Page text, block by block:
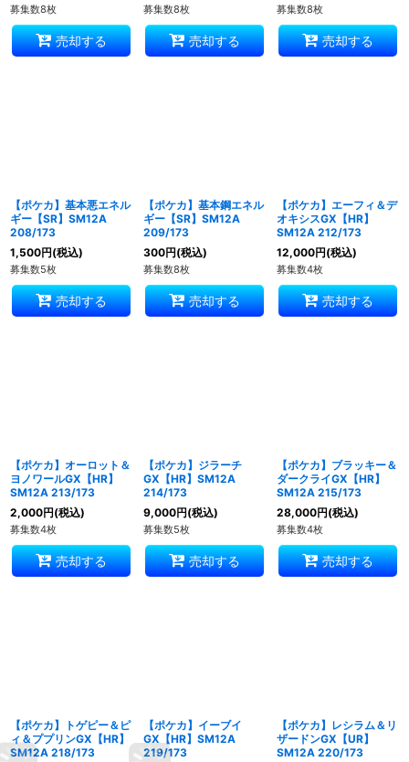
募集数8枚
売却する
募集数8枚
売却する
募集数8枚
売却する
【ポケカ】基本悪エネル
ギー【SR】SM12A
208/173
1,500円(税込)
募集数5枚
売却する
【ポケカ】基本鋼エネル
ギー【SR】SM12A
209/173
300円(税込)
募集数8枚
売却する
【ポケカ】エーフィ＆デ
オキシスGX【HR】
SM12A 212/173
12,000円(税込)
募集数4枚
売却する
【ポケカ】オーロット＆
ヨノワールGX【HR】
SM12A 213/173
2,000円(税込)
募集数4枚
売却する
【ポケカ】ジラーチ
GX【HR】SM12A
214/173
9,000円(税込)
募集数5枚
売却する
【ポケカ】ブラッキー＆
ダークライGX【HR】
SM12A 215/173
28,000円(税込)
募集数4枚
売却する
【ポケカ】トゲピー＆ピ
ィ＆ププリンGX【HR】
SM12A 218/173
【ポケカ】イーブイ
GX【HR】SM12A
219/173
【ポケカ】レシラム＆リ
ザードンGX【UR】
SM12A 220/173